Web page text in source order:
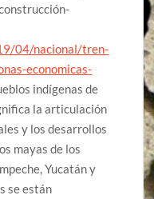
04/nacional/tren-
economicas-
indígenas de
la articulación
y los desarrollos
mayas de los
Yucatán y
se están